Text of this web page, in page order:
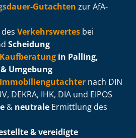
Gutachten zur AfA-
des Verkehrswertes bei
Scheidung
in Palling,
Umgebung
Im­mo­bi­li­en­gut­ach­ter nach DIN
DEKRA, IHK, DIA und EIPOS
& neutrale Ermittlung des
& vereidigte